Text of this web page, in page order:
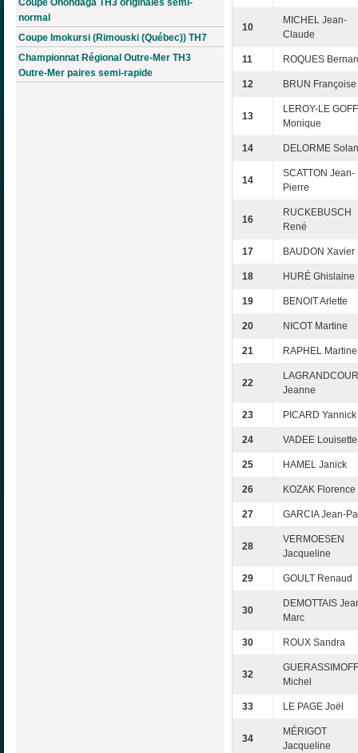
Coupe Onondaga TH3 originales semi-
normal
Coupe Imokursi (Rimouski (Québec)) TH7
Championnat Régional Outre-Mer TH3
Outre-Mer paires semi-rapide
10
MICHEL Jean-
Claude
11 ROQUES
12 BRUN Françoise
13
LEROY-LE GOFF
Monique
14 DELORME
14
SCATTON Jean-
Pierre
16
RUCKEBUSCH
René
17 BAUDON Xavier
18 HURÉ Ghislaine
19 BENOIT Arlette
20 NICOT Martine
21 RAPHEL Martine
22
Jeanne
23 PICARD Yannick
24 VADEE Louisette
25 HAMEL Janick
26 KOZAK Florence
27 GARCIA Jean-
28
VERMOESEN
Jacqueline
29 GOULT Renaud
30
DEMOTTAIS
Marc
30 ROUX Sandra
32
GUERASSIMOFF
Michel
33 LE PAGE Joël
34
MÉRIGOT
Jacqueline